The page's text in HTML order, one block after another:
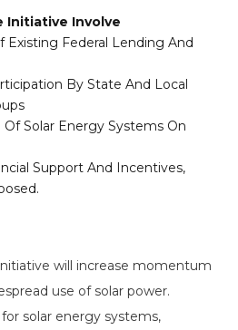
Initiative Involve
Existing Federal Lending And
By State And Local
Solar Energy Systems On
Support And Incentives,
will increase momentum
use of solar power.
solar energy systems,